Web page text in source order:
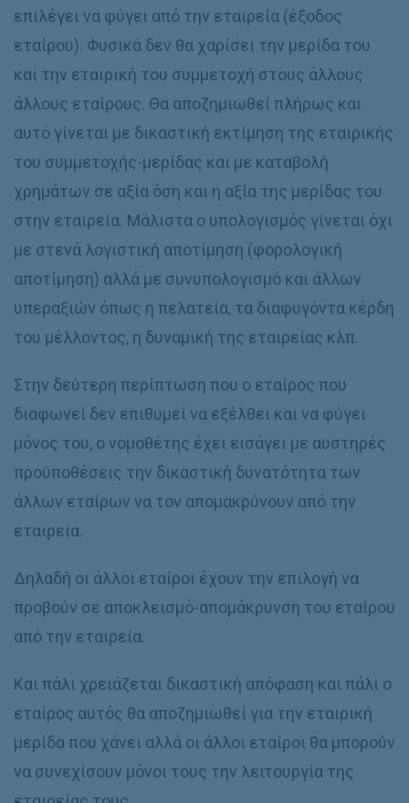
επιλέγει να φύγει από την εταιρεία (έξοδος
εταίρου). Φυσικά δεν θα χαρίσει την μερίδα του
και την εταιρική του συμμετοχή στους άλλους
άλλους εταίρους. Θα αποζημιωθεί πλήρως και
αυτό γίνεται με δικαστική εκτίμηση της εταιρικής
του συμμετοχής-μερίδας και με καταβολή
χρημάτων σε αξία όση και η αξία της μερίδας του
στην εταιρεία. Μάλιστα ο υπολογισμός γίνεται όχι
με στενά λογιστική αποτίμηση (φορολογική
αποτίμηση) αλλά με συνυπολογισμό και άλλων
υπεραξιών όπως η πελατεία, τα διαφυγόντα κέρδη
του μέλλοντος, η δυναμική της εταιρείας κλπ.
Στην δεύτερη περίπτωση που ο εταίρος που
διαφωνεί δεν επιθυμεί να εξέλθει και να φύγει
μόνος του, ο νομοθέτης έχει εισάγει με αυστηρές
προϋποθέσεις την δικαστική δυνατότητα των
άλλων εταίρων να τον απομακρύνουν από την
εταιρεία.
Δηλαδή οι άλλοι εταίροι έχουν την επιλογή να
προβούν σε αποκλεισμό-απομάκρυνση του εταίρου
από την εταιρεία.
Και πάλι χρειάζεται δικαστική απόφαση και πάλι ο
εταίρος αυτός θα αποζημιωθεί για την εταιρική
μερίδα που χάνει αλλά οι άλλοι εταίροι θα μπορούν
να συνεχίσουν μόνοι τους την λειτουργία της